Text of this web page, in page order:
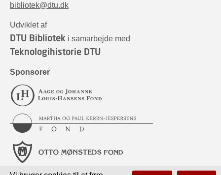
bibliotek@dtu.dk
Udviklet af
DTU Bibliotek i samarbejde med
Teknologihistorie DTU
Sponsorer